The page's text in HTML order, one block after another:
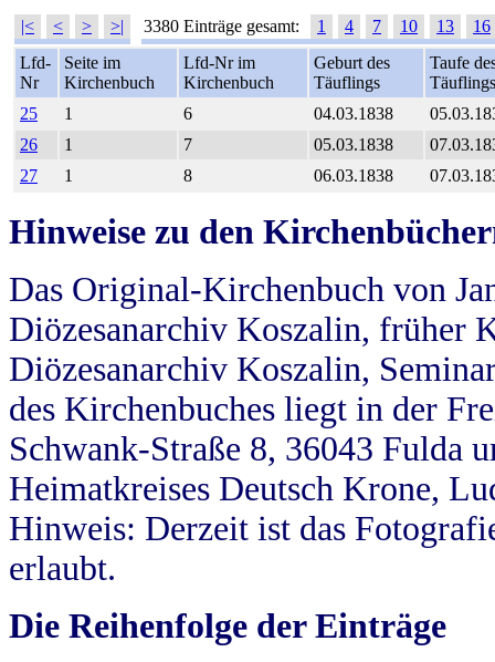
|< < > >| 3380 Einträge gesamt: 1 4 7 10 13
16
Lfd-
Nr
Seite im
Kirchenbuch
Lfd-Nr im
Kirchenbuch
Geburt des
Täuflings
Taufe
Täuflings
25
1 6 04.03.1838
26
1 7 05.03.1838
27
1 8 06.03.1838
Hinweise zu den
Das Original-Kirchenbuch von
Diözesanarchiv Koszalin, früher
Diözesanarchiv Koszalin,
des Kirchenbuches liegt in der
Schwank-Straße 8, 36043 Fulda
Heimatkreises Deutsch Krone,
Hinweis: Derzeit ist das
erlaubt.
Die Reihenfolge der Einträge